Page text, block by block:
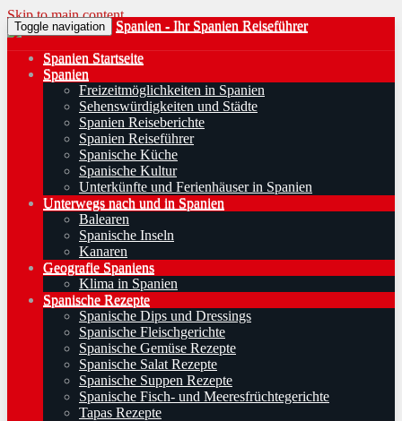
Skip to main content
Toggle navigation Spanien - Ihr Spanien Reiseführer
Spanien Startseite
Spanien
Freizeitmöglichkeiten in Spanien
Sehenswürdigkeiten und Städte
Spanien Reiseberichte
Spanien Reiseführer
Spanische Küche
Spanische Kultur
Unterkünfte und Ferienhäuser in Spanien
Unterwegs nach und in Spanien
Balearen
Spanische Inseln
Kanaren
Geografie Spaniens
Klima in Spanien
Spanische Rezepte
Spanische Dips und Dressings
Spanische Fleischgerichte
Spanische Gemüse Rezepte
Spanische Salat Rezepte
Spanische Suppen Rezepte
Spanische Fisch- und Meeresfrüchtegerichte
Tapas Rezepte